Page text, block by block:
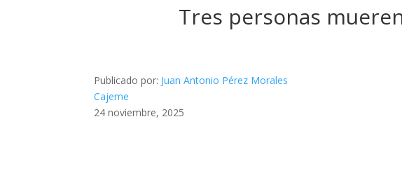
Tres personas
Publicado por: Juan Antonio Pérez Morales
Cajeme
24 noviembre, 2025